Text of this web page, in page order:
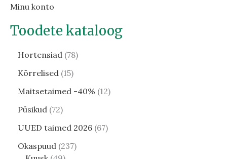
Minu konto
Toodete kataloog
Hortensiad 78
Kõrrelised 15
Maitsetaimed -40% 12
Püsikud 72
UUED taimed 2026 67
Okaspuud 237